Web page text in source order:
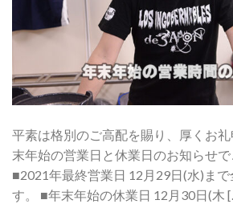
平素は格別のご高配を賜り、厚くお
末年始の営業日と休業日のお知らせで
■2021年最終営業日 12月29日(水)ま
す。 ■年末年始の休業日 12月30日(木